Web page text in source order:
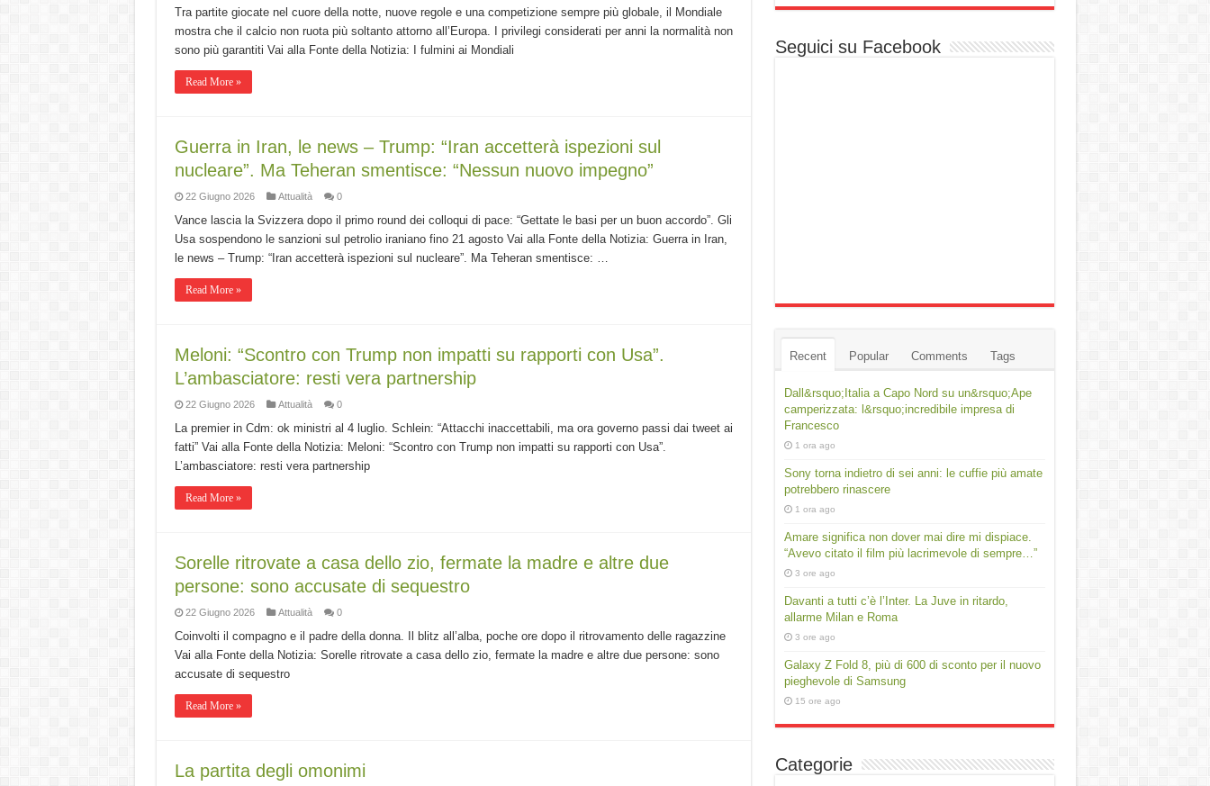
Tra partite giocate nel cuore della notte, nuove regole e una competizione sempre più globale, il Mondiale
mostra che il calcio non ruota più soltanto attorno all’Europa. I privilegi considerati per anni la normalità non
sono più garantiti Vai alla Fonte della Notizia: I fulmini ai Mondiali
Read More »
Guerra in Iran, le news – Trump: “Iran accetterà ispezioni sul
nucleare”. Ma Teheran smentisce: “Nessun nuovo impegno”
22 Giugno 2026 Attualità 0
Vance lascia la Svizzera dopo il primo round dei colloqui di pace: “Gettate le basi per un buon accordo”. Gli
Usa sospendono le sanzioni sul petrolio iraniano fino 21 agosto Vai alla Fonte della Notizia: Guerra in Iran,
le news – Trump: “Iran accetterà ispezioni sul nucleare”. Ma Teheran smentisce: …
Read More »
Meloni: “Scontro con Trump non impatti su rapporti con Usa”.
L’ambasciatore: resti vera partnership
22 Giugno 2026 Attualità 0
La premier in Cdm: ok ministri al 4 luglio. Schlein: “Attacchi inaccettabili, ma ora governo passi dai tweet ai
fatti” Vai alla Fonte della Notizia: Meloni: “Scontro con Trump non impatti su rapporti con Usa”.
L’ambasciatore: resti vera partnership
Read More »
Sorelle ritrovate a casa dello zio, fermate la madre e altre due
persone: sono accusate di sequestro
22 Giugno 2026 Attualità 0
Coinvolti il compagno e il padre della donna. Il blitz all’alba, poche ore dopo il ritrovamento delle ragazzine
Vai alla Fonte della Notizia: Sorelle ritrovate a casa dello zio, fermate la madre e altre due persone: sono
accusate di sequestro
Read More »
La partita degli omonimi
Seguici su Facebook
Recent Popular Comments Tags
Dall&rsquo;Italia a Capo Nord su un&rsquo;Ape
camperizzata: l&rsquo;incredibile impresa di
Francesco
1 ora ago
Sony torna indietro di sei anni: le cuffie più amate
potrebbero rinascere
1 ora ago
Amare significa non dover mai dire mi dispiace.
“Avevo citato il film più lacrimevole di sempre…”
3 ore ago
Davanti a tutti c’è l’Inter. La Juve in ritardo,
allarme Milan e Roma
3 ore ago
Galaxy Z Fold 8, più di 600 di sconto per il nuovo
pieghevole di Samsung
15 ore ago
Categorie